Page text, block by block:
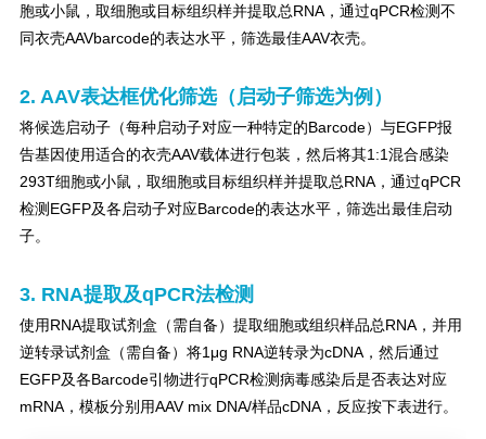
胞或小鼠，取细胞或目标组织样并提取总RNA，通过qPCR检测不
同衣壳AAVbarcode的表达水平，筛选最佳AAV衣壳。
2. AAV表达框优化筛选（启动子筛选为例）
将候选启动子（每种启动子对应一种特定的Barcode）与EGFP报
告基因使用适合的衣壳AAV载体进行包装，然后将其1:1混合感染
293T细胞或小鼠，取细胞或目标组织样并提取总RNA，通过qPCR
检测EGFP及各启动子对应Barcode的表达水平，筛选出最佳启动
子。
3. RNA提取及qPCR法检测
使用RNA提取试剂盒（需自备）提取细胞或组织样品总RNA，并用
逆转录试剂盒（需自备）将1μg RNA逆转录为cDNA，然后通过
EGFP及各Barcode引物进行qPCR检测病毒感染后是否表达对应
mRNA，模板分别用AAV mix DNA/样品cDNA，反应按下表进行。